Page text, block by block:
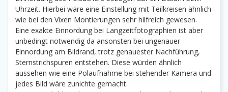
Uhrzeit. Hierbei wäre eine Einstellung mit Teilkreisen ähnlich
wie bei den Vixen Montierungen sehr hilfreich gewesen.
Eine exakte Einnordung bei Langzeitfotographien ist aber
unbedingt notwendig da ansonsten bei ungenauer
Einnordung am Bildrand, trotz genauester Nachführung,
Sternstrichspuren entstehen. Diese würden ähnlich
aussehen wie eine Polaufnahme bei stehender Kamera und
jedes Bild wäre zunichte gemacht.